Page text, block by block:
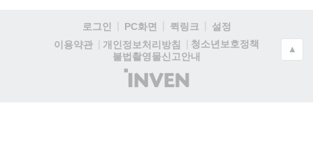
로그인 PC화면 퀵링크
설정
이용약관
개인정보처리방침
청소년보호정책
불법촬영물신고안내
(주)
인
▲